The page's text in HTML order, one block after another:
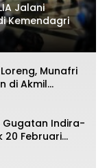
Jalani
Kemendagri
Munafri
di Akmil
Gugatan Indira-
20 Februari